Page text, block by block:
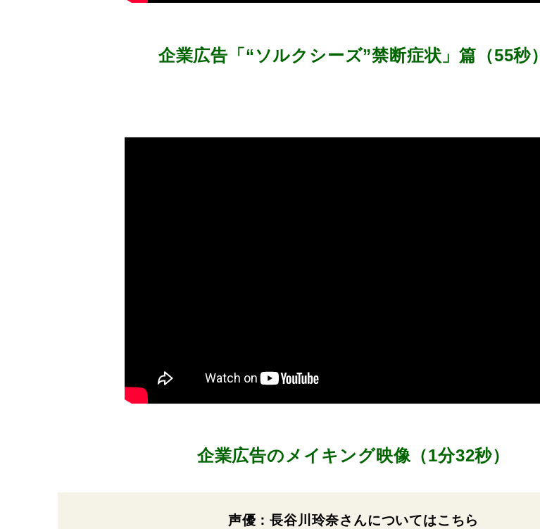
企業広告「“ソルクシーズ”禁断症状」篇（55秒）
企業広告のメイキング映像（1分32秒）
声優：長谷川玲奈さんについてはこちら